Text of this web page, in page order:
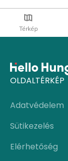
Térkép
OLDALTÉRKÉP
Adatvédelem
Sütikezelés
Elérhetőség